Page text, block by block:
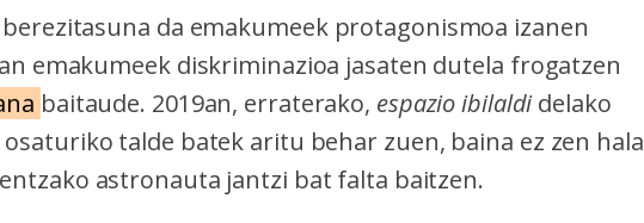
da emakumeek protagonismoa izanen
emakumeek diskriminazioa jasaten dutela frogatzen
baitaude. 2019an, erraterako, espazio ibilaldidelako
talde batek aritu behar zuen, baina ez zen hala
astronauta jantzi bat falta baitzen.